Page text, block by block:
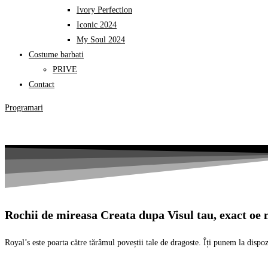
Ivory Perfection
Iconic 2024
My Soul 2024
Costume barbati
PRIVE
Contact
Programari
Rochii de mireasa Creata dupa Visul tau, exact oe
Royal’s este poarta către tărâmul poveștii tale de dragoste. Îți punem la